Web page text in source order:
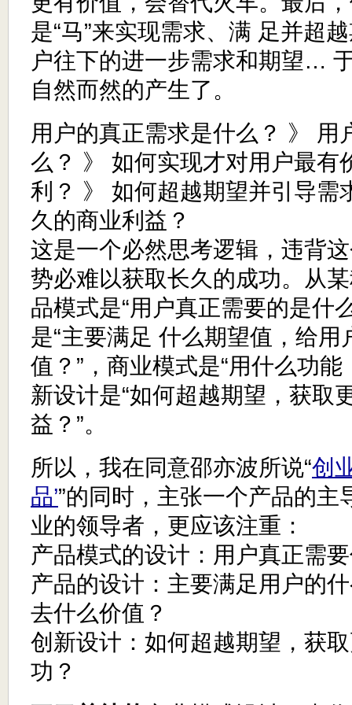
是“马”来实现需求、满 足并超
户往下的进一步需求和期望…
自然而然的产生了。
用户的真正需求是什么？ 》 用
么？ 》 如何实现才对用户最有
利？ 》 如何超越期望并引导需
久的商业利益？
这是一个必然思考逻辑，违背
势必难以获取长久的成功。从
品模式是“用户真正需要的是什
是“主要满足 什么期望值，给用
值？”，商业模式是“用什么功
新设计是“如何超越期望，获取
益？”。
所以，我在同意邵亦波所说“创
品’”的同时，主张一个产品的主
业的领导者，更应该注重：
产品模式的设计：用户真正需
产品的设计：主要满足用户的
去什么价值？
创新设计：如何超越期望，获
功？